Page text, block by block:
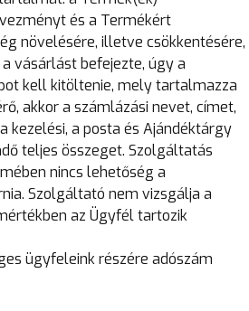
és a Termékért
növelésére, illetve csökkentésére,
vásárlást befejezte, úgy a
kell kitöltenie, mely tartalmazza
akkor a számlázási nevet, címet,
kezelési, a posta és Ajándéktárgy
teljes összeget. Szolgáltatás
nincs lehetőség a
Szolgáltató nem vizsgálja a
az Ügyfél tartozik
ügyfeleink részére adószám